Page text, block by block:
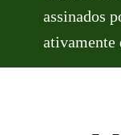
assinados
ativamente